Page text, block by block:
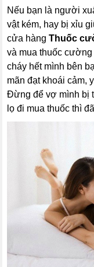
Nếu bạn là người
vật kém, hay bị xỉu
cửa hàngThuốc
và mua thuốc
cháy hết mình bên
mãn đạt khoái cảm,
Đừng để vợ mình bị
lọ đi mua thuốc thì